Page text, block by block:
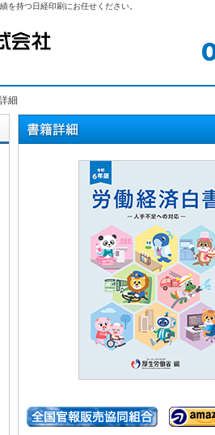
を持つ日経印刷にお任せください。
細